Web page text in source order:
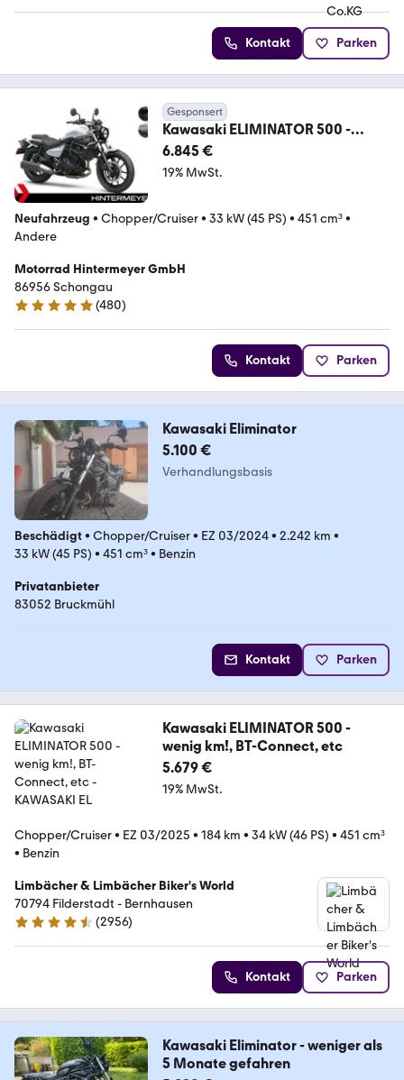
Kontakt Parken
Gesponsert
Kawasaki ELIMINATOR 500 -
KAWASAKI SCHONGAU
6.845 €
19% MwSt.
Neufahrzeug • Chopper/Cruiser• 33 kW (45 PS) • 451 cm³•
Andere
Motorrad Hintermeyer GmbH
86956 Schongau
4.8 Sterne
(480)
Kontakt Parken
Kawasaki Eliminator
5.100 €
Verhandlungsbasis
Beschädigt• Chopper/Cruiser• EZ 03/2024• 2.242 km •
33 kW (45 PS) • 451 cm³• Benzin
Privatanbieter
83052 Bruckmühl
Kontakt Parken
Kawasaki ELIMINATOR 500 -
wenig km!, BT-Connect, etc
5.679 €
19% MwSt.
Chopper/Cruiser• EZ 03/2025 • 184 km • 34 kW (46 PS) • 451 cm³
• Benzin
Limbächer & Limbächer Biker's World
70794 Filderstadt - Bernhausen
4.7 Sterne
(2956)
Kontakt Parken
Kawasaki Eliminator - weniger als
5 Monate gefahren